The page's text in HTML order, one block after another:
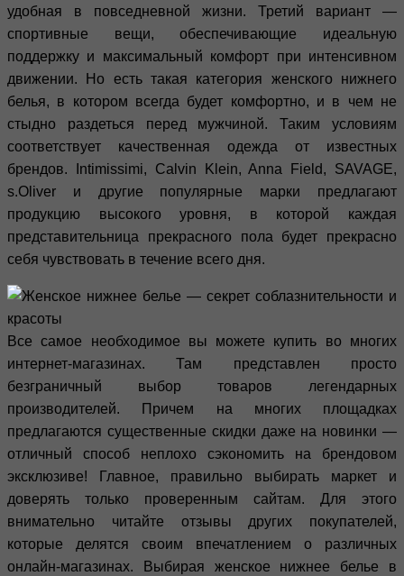
удобная в повседневной жизни. Третий вариант —
спортивные вещи, обеспечивающие идеальную
поддержку и максимальный комфорт при интенсивном
движении. Но есть такая категория женского нижнего
белья, в котором всегда будет комфортно, и в чем не
стыдно раздеться перед мужчиной. Таким условиям
соответствует качественная одежда от известных
брендов. Intimissimi, Calvin Klein, Anna Field, SAVAGE,
s.Oliver и другие популярные марки предлагают
продукцию высокого уровня, в которой каждая
представительница прекрасного пола будет прекрасно
себя чувствовать в течение всего дня.
Все самое необходимое вы можете купить во многих
интернет-магазинах. Там представлен просто
безграничный выбор товаров легендарных
производителей. Причем на многих площадках
предлагаются существенные скидки даже на новинки —
отличный способ неплохо сэкономить на брендовом
эксклюзиве! Главное, правильно выбирать маркет и
доверять только проверенным сайтам. Для этого
внимательно читайте отзывы других покупателей,
которые делятся своим впечатлением о различных
онлайн-магазинах. Выбирая женское нижнее белье в